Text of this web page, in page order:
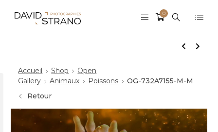
0
Accueil Shop
Open
Gallery
Animaux Poissons
OG-732A7155-M-M
Retour